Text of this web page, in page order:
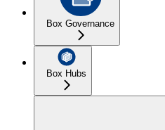
Box Governance
Box Hubs